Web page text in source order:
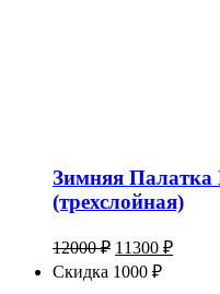
Зимняя
(трехслойная)
12000₽
цена
составляла
11300 ₽
Скидка 1000 ₽